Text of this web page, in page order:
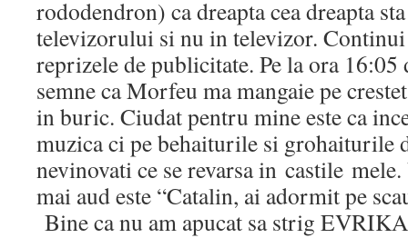
rododendron) ca dreapta cea dreapta
televizorului si nu in televizor. Continui
reprizele de publicitate. Pe la ora 16:05
semne ca Morfeu ma mangaie pe
in buric. Ciudat pentru mine este ca
muzica ci pe behaiturile si grohaiturile
nevinovati ce se revarsa in castile
mai aud este “Catalin, ai adormit pe
Bine ca nu am apucat sa strig